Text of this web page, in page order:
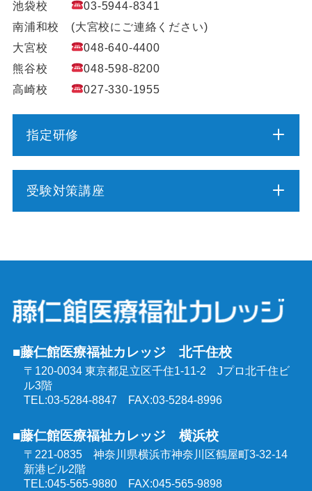
池袋校
03-5944-8341
南浦和校 (大宮校にご連絡ください)
大宮校
048-640-4400
熊谷校
048-598-8200
高崎校
027-330-1955
指定研修
介護予防運動指導員養成講座
行動援護従業者養成研修
強度行動障害支援者養成研修
同行援護従業者養成研修
喀痰吸引等研修
医療的ケア教員講習会
受験対策講座
社会福祉士受験対策講座（通学コース）
精神保健福祉士受験対策講座（通学コース）
介護福祉士受験対策講座（オンラインコース）
ケアマネジャー受験対策講座（オンラインコース）
社会福祉士受験対策講座（オンラインコース）
■藤仁館医療福祉カレッジ 北千住校
〒120-0034 東京都足立区千住1-11-2 Jプロ北千住ビ
ル3階
TEL:03-5284-8847 FAX:03-5284-8996
■藤仁館医療福祉カレッジ 横浜校
〒221-0835 神奈川県横浜市神奈川区鶴屋町3-32-14
新港ビル2階
TEL:045-565-9880 FAX:045-565-9898